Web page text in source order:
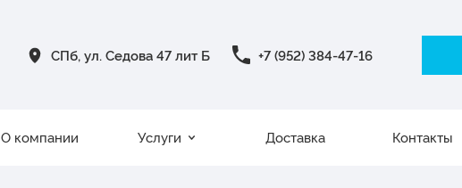
СПб, ул. Седова 47 лит Б +7 (952) 384-47-16
О компании Услуги Доставка Контакты